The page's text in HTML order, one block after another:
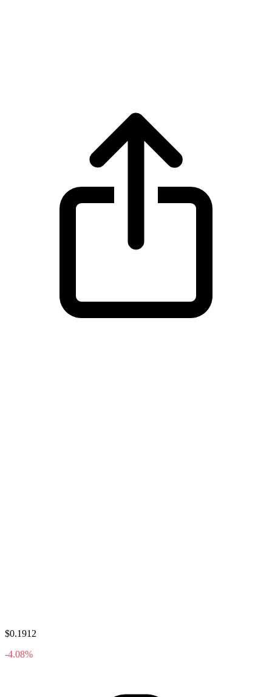
$0.1912
-4.08%